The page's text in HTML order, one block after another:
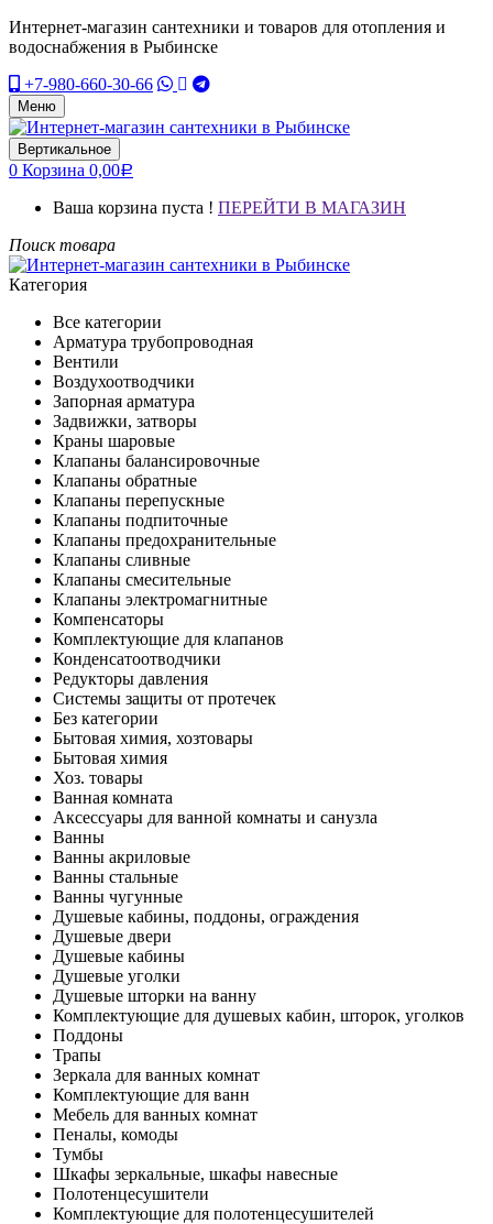
Интернет-магазин сантехники и товаров для отопления и
водоснабжения в Рыбинске
+7-980-660-30-66
Меню
Вертикальное
0 Корзина 0,00Р
Ваша корзина пуста ! ПЕРЕЙТИ В МАГАЗИН
Поиск товара
Категория
Все категории
Арматура трубопроводная
Вентили
Воздухоотводчики
Запорная арматура
Задвижки, затворы
Краны шаровые
Клапаны балансировочные
Клапаны обратные
Клапаны перепускные
Клапаны подпиточные
Клапаны предохранительные
Клапаны сливные
Клапаны смесительные
Клапаны электромагнитные
Компенсаторы
Комплектующие для клапанов
Конденсатоотводчики
Редукторы давления
Системы защиты от протечек
Без категории
Бытовая химия, хозтовары
Бытовая химия
Хоз. товары
Ванная комната
Аксессуары для ванной комнаты и санузла
Ванны
Ванны акриловые
Ванны стальные
Ванны чугунные
Душевые кабины, поддоны, ограждения
Душевые двери
Душевые кабины
Душевые уголки
Душевые шторки на ванну
Комплектующие для душевых кабин, шторок, уголков
Поддоны
Трапы
Зеркала для ванных комнат
Комплектующие для ванн
Мебель для ванных комнат
Пеналы, комоды
Тумбы
Шкафы зеркальные, шкафы навесные
Полотенцесушители
Комплектующие для полотенцесушителей